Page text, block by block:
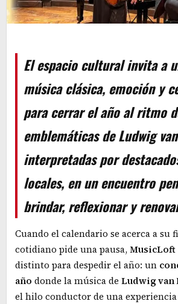
El espacio cultural invita a
música clásica, emoción y
para cerrar el año al ritmo
emblemáticas de Ludwig
interpretadas por
locales, en un encuentro
brindar, reflexionar y
Cuando el calendario se acerca a su
cotidiano pide una pausa,MusicLoft
distinto para despedir el año: un
año donde la música de Ludwig van
el hilo conductor de una